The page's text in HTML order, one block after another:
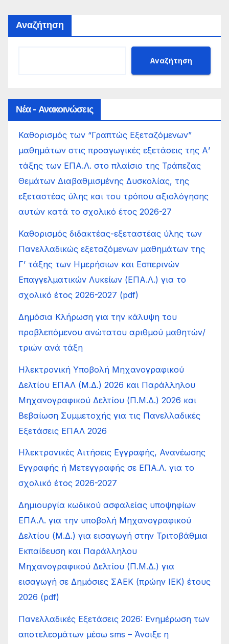
Αναζήτηση
Αναζήτηση
Νέα - Ανακοινώσεις
Καθορισμός των “Γραπτώς Εξεταζόμενων”
μαθημάτων στις προαγωγικές εξετάσεις της Α’
τάξης των ΕΠΑ.Λ. στο πλαίσιο της Τράπεζας
Θεμάτων Διαβαθμισμένης Δυσκολίας, της
εξεταστέας ύλης και του τρόπου αξιολόγησης
αυτών κατά το σχολικό έτος 2026-27
Καθορισμός διδακτέας-εξεταστέας ύλης των
Πανελλαδικώς εξεταζόμενων μαθημάτων της
Γ’ τάξης των Ημερήσιων και Εσπερινών
Επαγγελματικών Λυκείων (ΕΠΑ.Λ.) για το
σχολικό έτος 2026-2027 (pdf)
Δημόσια Κλήρωση για την κάλυψη του
προβλεπόμενου ανώτατου αριθμού μαθητών/
τριών ανά τάξη
Ηλεκτρονική Υποβολή Μηχανογραφικού
Δελτίου ΕΠΑΛ (Μ.Δ.) 2026 και Παράλληλου
Μηχανογραφικού Δελτίου (Π.Μ.Δ.) 2026 και
Βεβαίωση Συμμετοχής για τις Πανελλαδικές
Εξετάσεις ΕΠΑΛ 2026
Ηλεκτρονικές Αιτήσεις Εγγραφής, Ανανέωσης
Εγγραφής ή Μετεγγραφής σε ΕΠΑ.Λ. για το
σχολικό έτος 2026-2027
Δημιουργία κωδικού ασφαλείας υποψηφίων
ΕΠΑ.Λ. για την υποβολή Μηχανογραφικού
Δελτίου (Μ.Δ.) για εισαγωγή στην Τριτοβάθμια
Εκπαίδευση και Παράλληλου
Μηχανογραφικού Δελτίου (Π.Μ.Δ.) για
εισαγωγή σε Δημόσιες ΣΑΕΚ (πρώην ΙΕΚ) έτους
2026 (pdf)
Πανελλαδικές Εξετάσεις 2026: Ενημέρωση των
αποτελεσμάτων μέσω sms – Άνοιξε η